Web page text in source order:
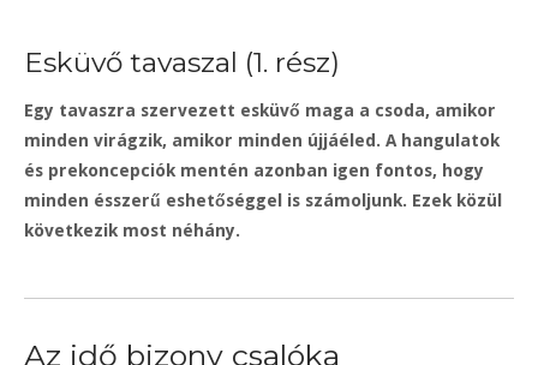
Esküvő tavaszal (1. rész)
Egy tavaszra szervezett esküvő maga a csoda, amikor
minden virágzik, amikor minden újjáéled. A hangulatok
és prekoncepciók mentén azonban igen fontos, hogy
minden ésszerű eshetőséggel is számoljunk. Ezek közül
következik most néhány.
Az idő bizony csalóka